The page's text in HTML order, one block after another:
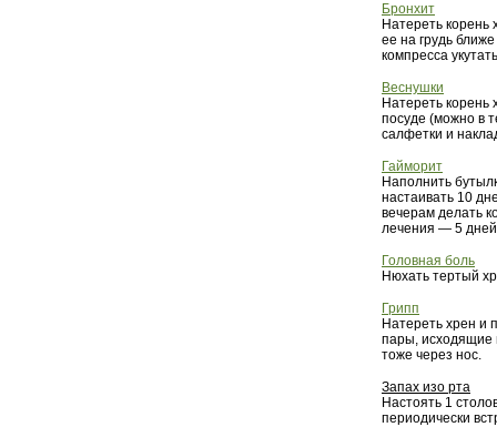
Бронхит
Натереть корень
ее на грудь
компресса
Веснушки
Натереть корень
посуде (можно в
салфетки и
Гайморит
Наполнить
настаивать 10
вечерам делать
лечения — 5
Головная боль
Нюхать тертый
Грипп
Натереть хрен и
пары, исходящие
тоже через нос.
Запах изо рта
Настоять 1
периодически